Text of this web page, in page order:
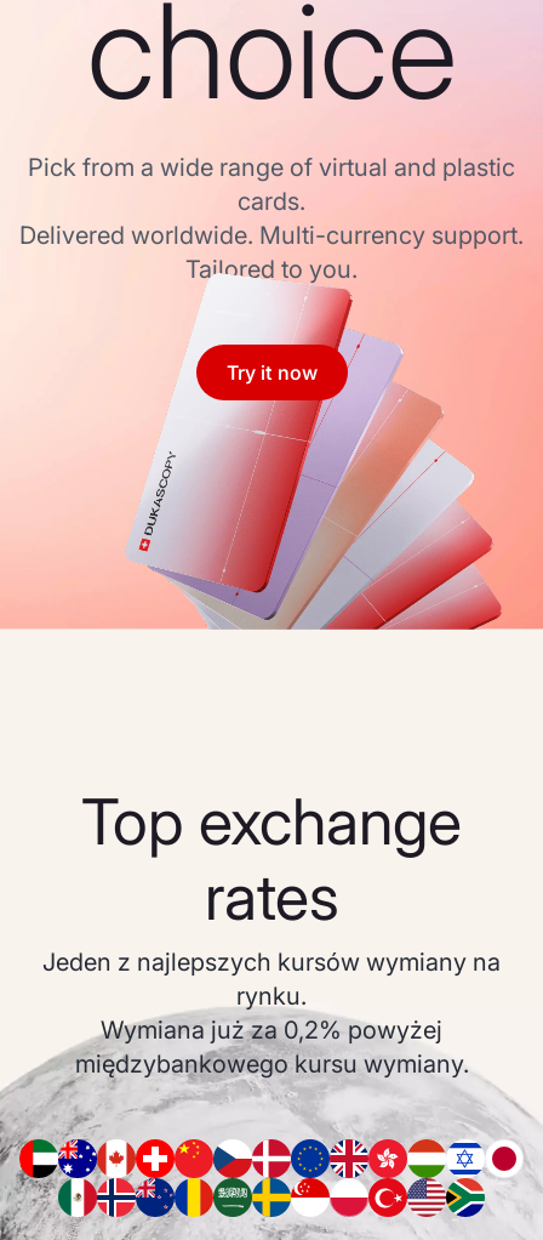
choice
Pick from a wide range of virtual and plastic
cards.
Delivered worldwide. Multi-currency support.
Tailored to you.
Try it now
Top exchange
rates
Jeden z najlepszych kursów wymiany na
rynku.
Wymiana już za 0,2% powyżej
międzybankowego kursu wymiany.